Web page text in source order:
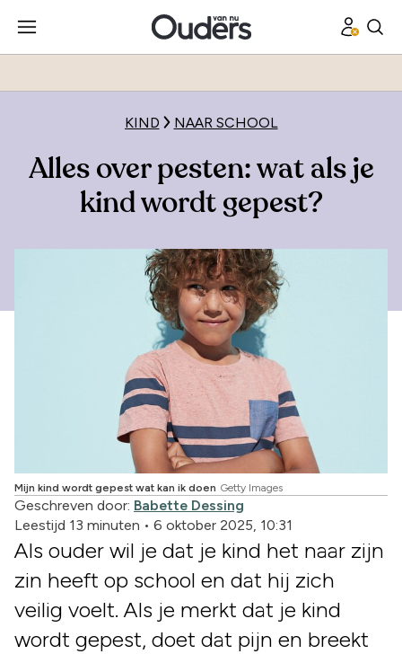
KIND NAAR SCHOOL
Alles over pesten: wat als je
kind wordt gepest?
Mijn kind wordt gepest wat kan ik doen Getty Images
Geschreven door: Babette Dessing
Leestijd 13 minuten • 6 oktober 2025, 10:31
Als ouder wil je dat je kind het naar zijn
zin heeft op school en dat hij zich
veilig voelt. Als je merkt dat je kind
wordt gepest, doet dat pijn en breekt